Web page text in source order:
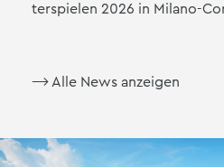
ter­spie­len 2026 in Mi­la­no-
⟶ Alle News an­zei­gen